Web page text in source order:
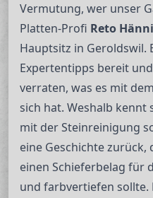
Vermutung, wer unser
Platten-Profi Reto Hänni
Hauptsitz in Geroldswil.
Expertentipps bereit
verraten, was es mit
sich hat. Weshalb kennt
mit der Steinreinigung
eine Geschichte zurück,
einen Schieferbelag für
und farbvertiefen sollte.